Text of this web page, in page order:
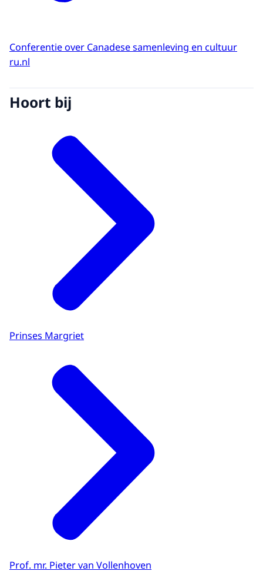
Conferentie over Canadese samenleving en cultuur
ru.nl
Hoort bij
Prinses Margriet
Prof. mr. Pieter van Vollenhoven